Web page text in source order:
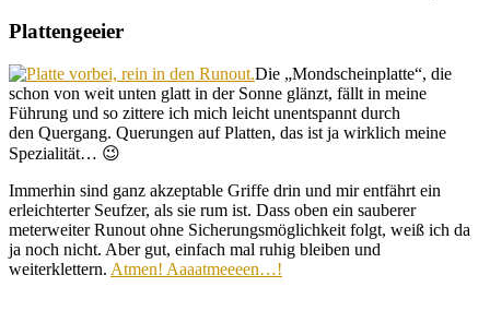
Plattengeeier
Die „Mondscheinplatte“, die
schon von weit unten glatt in der Sonne glänzt, fällt in meine
Führung und so zittere ich mich leicht unentspannt durch
den Quergang. Querungen auf Platten, das ist ja wirklich meine
Spezialität… 😉
Immerhin sind ganz akzeptable Griffe drin und mir entfährt ein
erleichterter Seufzer, als sie rum ist. Dass oben ein sauberer
meterweiter Runout ohne Sicherungsmöglichkeit folgt, weiß ich da
ja noch nicht. Aber gut, einfach mal ruhig bleiben und
weiterklettern. Atmen! Aaaatmeeeen…!